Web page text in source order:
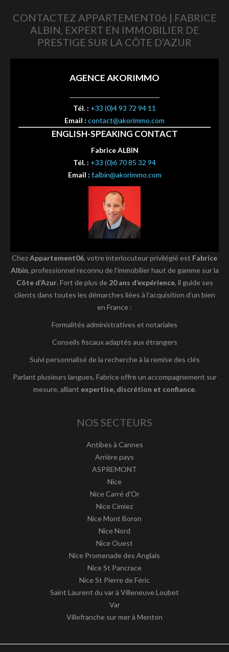
CONTACTEZ APPARTEMENT06 | FABRICE
ALBIN, EXPERT EN IMMOBILIER DE
PRESTIGE SUR LA CÔTE D’AZUR
AGENCE AKORIMMO
Tél. : +33 (0)4 93 72 94 11
Email : contact@akorimmo.com
ENGLISH-SPEAKING CONTACT
Fabrice ALBIN
Tél. : +33 (0)6 70 85 32 94
Email : f.albin@akorimmo.com
ChezAppartement06, votre interlocuteur privilégié est Fabrice
Albin, professionnel reconnu de l’immobilier haut de gamme sur la
Côte d’Azur. Fort de plus de 20 ans d’expérience, il guide ses
clients dans toutes les démarches liées à l’acquisition d’un bien
en France :
Formalités administratives et notariales
Conseils fiscaux adaptés aux étrangers
Suivi personnalisé de la recherche à la remise des clés
Parlant plusieurs langues, Fabrice offre un accompagnement sur
mesure, alliant expertise, discrétion et confiance.
NOS SECTEURS
Antibes à Cannes
Arrière pays
ASPREMONT
Nice
Nice Carré d'Or
Nice Cimiez
Nice Mont Boron
Nice Nord
Nice Ouest
Nice Promenade des Anglais
Nice St Pancrace
Nice St Pierre de Féric
Saint Laurent du var à Villeneuve Loubet
Var
Villefranche sur mer à Menton